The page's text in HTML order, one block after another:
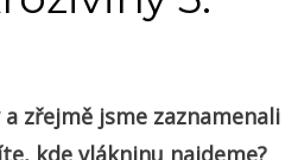
zřejmě jsme zaznamenali
kde vlákninu najdeme?